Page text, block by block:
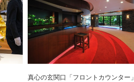
真心の玄関口「フロントカウンター」